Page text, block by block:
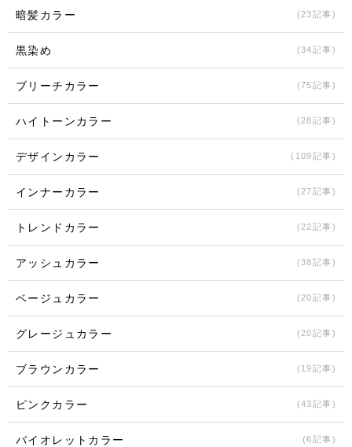
暗髪カラー (23記事)
黒染め (34記事)
ブリーチカラー (75記事)
ハイトーンカラー (28記事)
デザインカラー (109記事)
インナーカラー (27記事)
トレンドカラー (22記事)
アッシュカラー (38記事)
ベージュカラー (20記事)
グレージュカラー (20記事)
ブラウンカラー (19記事)
ピンクカラー (43記事)
バイオレットカラー (6記事)